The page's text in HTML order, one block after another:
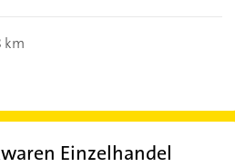
km
Einzelhandel